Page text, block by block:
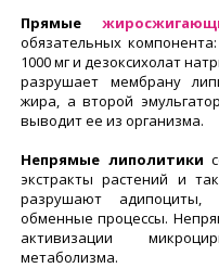
Прямые
обязательных
1000 мг и дезоксихолат
разрушает мембрану
жира, а второй
выводит ее из организма.
Непрямые липолитики
экстракты растений и
разрушают адипоциты,
обменные процессы.
активизации
метаболизма.